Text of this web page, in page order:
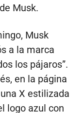
Musk.
Musk
a la marca
los pájaros”.
en la página
X estilizada
logo azul con